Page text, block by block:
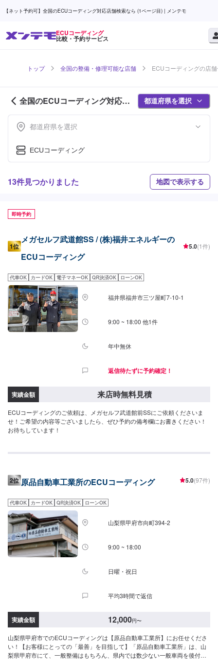
【ネット予約可】全国のECUコーディング対応店舗検索なら (1ページ目) | メンテモ
ECUコーディング
比較・予約サービス
トップ 全国の整備・修理可能な店舗 ECUコーディングの店
全国のECUコーディング対応店
舗紹介 (1ページ目)
都道府県を選択
都道府県を選択
ECUコーディング
13件見つかりました 地図で表示する
即時予約
1位
メガセルフ武道館SS / (株)福井エネルギーの
ECUコーディング
5.0(1件)
代車OK カードOK 電子マネーOK QR決済OK ローンOK
福井県福井市三ツ屋町7-10-1
9:00 ~ 18:00 他1件
年中無休
返信待たずに予約確定！
実績金額 来店時無料見積
ECUコーディングのご依頼は、メガセルフ武道館前SSにご依頼くださいま
せ！ご希望の内容等ございましたら、ぜひ予約の備考欄にお書きください！
お待ちしています！
2位 原品自動車工業所のECUコーディング 5.0(97件)
代車OK カードOK QR決済OK ローンOK
山梨県甲府市向町394-2
9:00 ~ 18:00
日曜・祝日
平均3時間で返信
実績金額 12,000円〜
山梨県甲府市でのECUコーディングは【原品自動車工業所】にお任せくださ
い！【お客様にとっての「最善」を目指して】「原品自動車工業所」は、山
梨県甲府市にて、一般整備はもちろん、県内では数少ない一般車両を後付け